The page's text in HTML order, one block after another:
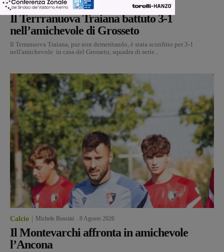
Calcio Michele Bossini -8 Agosto 2026
Il Terrranuova Traiana battuto 3-1
nell’amichevole di Grosseto
Il Terranuova Traiana, pur non demeritando, è stata sconfitto per 3-1
nell'amichevole in casa del Grosseto, squadra di serie...
Calcio Michele Bossini 8 Agosto 2026
Il Montevarchi affronta in amichevole
l’Ancona